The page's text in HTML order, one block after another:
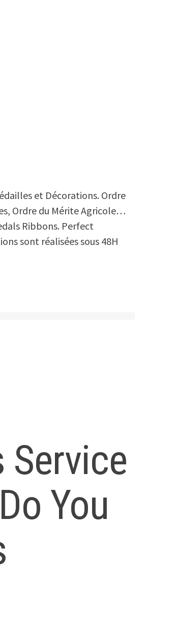
et Décorations. Ordre
Ordre du Mérite Agricole…
Ribbons. Perfect
sont réalisées sous 48H
You